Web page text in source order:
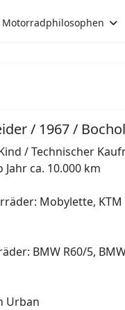
Motorradphilosophen
/ 1967 /
/ Technischer
ca. 10.000 km
Mobylette, KTM
BMW R60/5,
Urban